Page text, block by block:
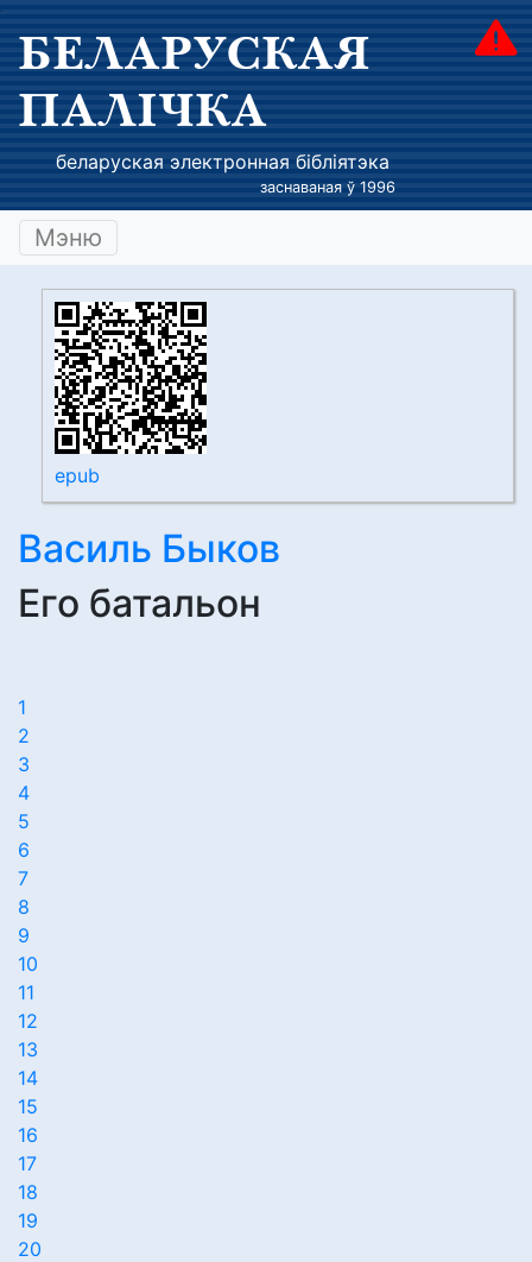
БЕЛАРУСКАЯ
ПАЛІЧКА
беларуская электронная бібліятэка
заснаваная ў 1996
Мэню
epub
Василь Быков
Его батальон
1
2
3
4
5
6
7
8
9
10
11
12
13
14
15
16
17
18
19
20